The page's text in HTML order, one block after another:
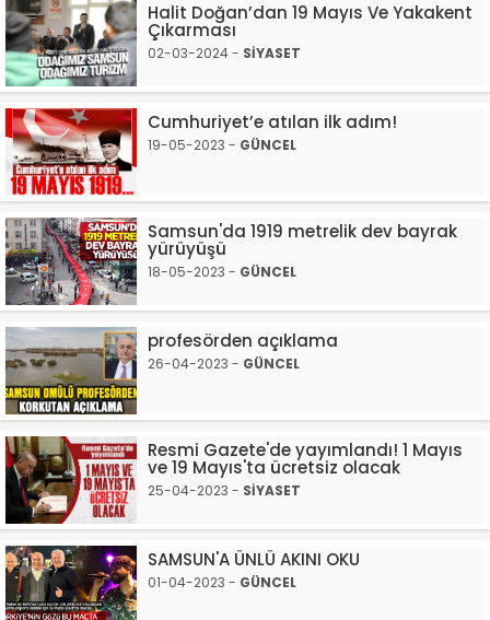
Halit Doğan’dan 19 Mayıs Ve Yakakent
Çıkarması
02-03-2024 - SİYASET
Cumhuriyet’e atılan ilk adım!
19-05-2023 - GÜNCEL
Samsun'da 1919 metrelik dev bayrak
yürüyüşü
18-05-2023 - GÜNCEL
profesörden açıklama
26-04-2023 - GÜNCEL
Resmi Gazete'de yayımlandı! 1 Mayıs
ve 19 Mayıs'ta ücretsiz olacak
25-04-2023 - SİYASET
SAMSUN'A ÜNLÜ AKINI OKU
01-04-2023 - GÜNCEL